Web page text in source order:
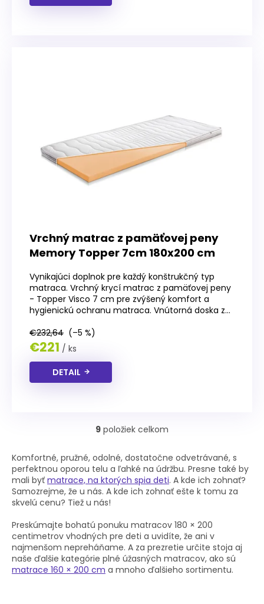
Vrchný matrac z pamäťovej peny
Memory Topper 7cm 180x200 cm
Vynikajúci doplnok pre každý konštrukčný typ
matraca. Vrchný krycí matrac z pamäťovej peny
- Topper Visco 7 cm pre zvýšený komfort a
hygienickú ochranu matraca. Vnútorná doska z...
€232,64 (–5 %)
€221 / ks
DETAIL
O
l
á
d
a
e
p
r
v
k
9 položiek celkom
Komfortné, pružné, odolné, dostatočne odvetrávané, s
perfektnou oporou telu a ľahké na údržbu. Presne také by
mali byť matrace, na ktorých spia deti. A kde ich zohnať?
Samozrejme, že u nás. A kde ich zohnať ešte k tomu za
skvelú cenu? Tiež u nás!
Preskúmajte bohatú ponuku matracov 180 × 200
centimetrov vhodných pre deti a uvidíte, že ani v
najmenšom nepreháňame. A za prezretie určite stoja aj
naše ďalšie kategórie plné úžasných matracov, ako sú
matrace 160 × 200 cm a mnoho ďalšieho sortimentu.